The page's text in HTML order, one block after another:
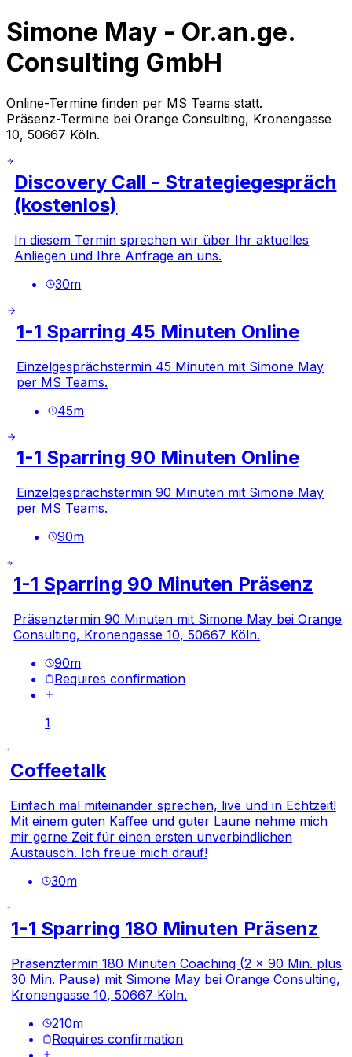
Simone May - Or.an.ge.
Consulting GmbH
Online-Termine finden per MS Teams statt.
Präsenz-Termine bei Orange Consulting, Kronengasse
10, 50667 Köln.
Discovery Call - Strategiegespräch
(kostenlos)
In diesem Termin sprechen wir über Ihr aktuelles
Anliegen und Ihre Anfrage an uns.
30m
1-1 Sparring 45 Minuten Online
Einzelgesprächstermin 45 Minuten mit Simone May
per MS Teams.
45m
1-1 Sparring 90 Minuten Online
Einzelgesprächstermin 90 Minuten mit Simone May
per MS Teams.
90m
1-1 Sparring 90 Minuten Präsenz
Präsenztermin 90 Minuten mit Simone May bei Orange
Consulting, Kronengasse 10, 50667 Köln.
90m
Requires confirmation
1
Coffeetalk
Einfach mal miteinander sprechen, live und in Echtzeit!
Mit einem guten Kaffee und guter Laune nehme mich
mir gerne Zeit für einen ersten unverbindlichen
Austausch. Ich freue mich drauf!
30m
1-1 Sparring 180 Minuten Präsenz
Präsenztermin 180 Minuten Coaching (2 x 90 Min. plus
30 Min. Pause) mit Simone May bei Orange Consulting,
Kronengasse 10, 50667 Köln.
210m
Requires confirmation